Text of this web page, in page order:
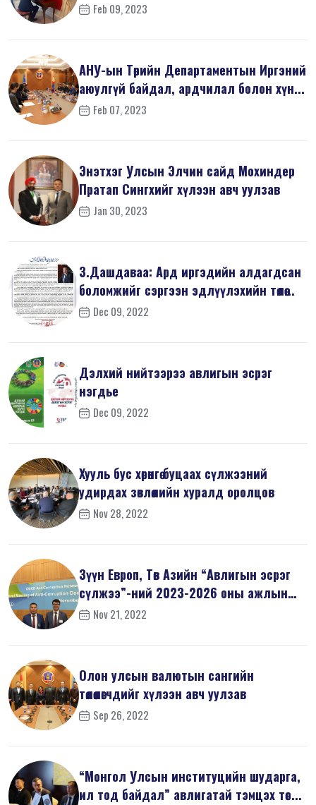
Feb 09, 2023
АНУ-ын Төрийн Департаментын Иргэний
аюулгүй байдал, ардчилал болон хүн...
Feb 07, 2023
Энэтхэг Улсын Элчин сайд Мохиндер
Пратап Сингхийг хүлээн авч уулзав
Jan 30, 2023
З.Дашдаваа: Ард иргэдийн алдагдсан
боломжийг сэргээн эдлүүлэхийн төлөө...
Dec 09, 2022
Дэлхий нийтээрээ авлигын эсрэг
нэгдье
Dec 09, 2022
Хууль бус хөрөнгө буцаах сүлжээний
удирдах зөвлөлийн хуралд оролцов
Nov 28, 2022
Зүүн Европ, Төв Азийн “Авлигын эсрэг
сүлжээ”-ний 2023-2026 оны ажлын
т...Nov 21, 2022
Олон улсын валютын сангийн
төлөөлөгчдийг хүлээн авч уулзав
Sep 26, 2022
“Монгол Улсын институцийн шударга,
ил тод байдал” авлигатай тэмцэх төс...